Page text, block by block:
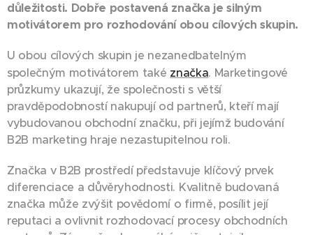
důležitosti. Dobře postavená značka je silným
motivátorem pro rozhodování obou cílových skupin.
U obou cílových skupin je nezanedbatelným
společným motivátorem také značka. Marketingové
průzkumy ukazují, že společnosti s větší
pravděpodobností nakupují od partnerů, kteří mají
vybudovanou obchodní značku, při jejímž budování
B2B marketing hraje nezastupitelnou roli.
Značka v B2B prostředí představuje klíčový prvek
diferenciace a důvěryhodnosti. Kvalitně budovaná
značka může zvýšit povědomí o firmě, posílit její
reputaci a ovlivnit rozhodovací procesy obchodních